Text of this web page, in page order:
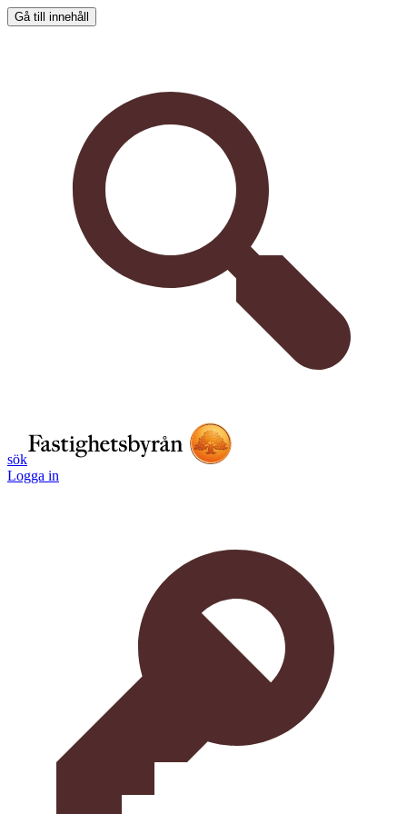
Gå till innehåll
sök
Logga in